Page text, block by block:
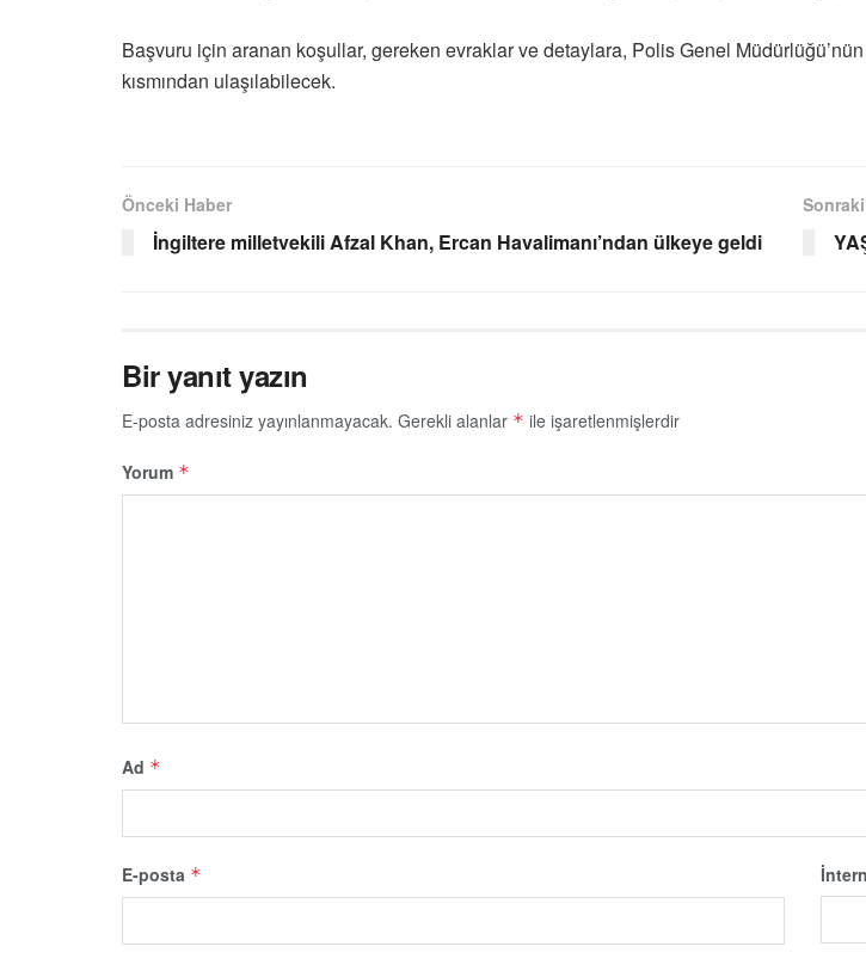
Başvuru için aranan koşullar, gereken evraklar ve detaylara, Polis Genel
kısmından ulaşılabilecek.
Önceki Haber
İngiltere milletvekili Afzal Khan, Ercan Havalimanı’ndan ülkeye geldi
Bir yanıt yazın
E-posta adresiniz yayınlanmayacak. Gerekli alanlar * ile işaretlenmişlerdir
Yorum *
Ad *
E-posta *